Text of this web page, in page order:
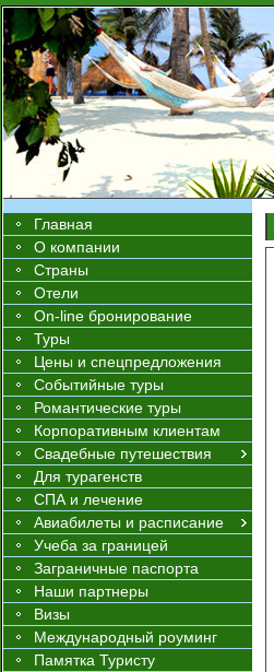
Главная
О компании
Страны
Отели
On-line бронирование
Туры
Цены и спецпредложения
Событийные туры
Романтические туры
Корпоративным клиентам
Свадебные путешествия
Для турагенств
СПА и лечение
Авиабилеты и расписание
Учеба за границей
Заграничные паспорта
Наши партнеры
Визы
Международный роуминг
Памятка Туристу